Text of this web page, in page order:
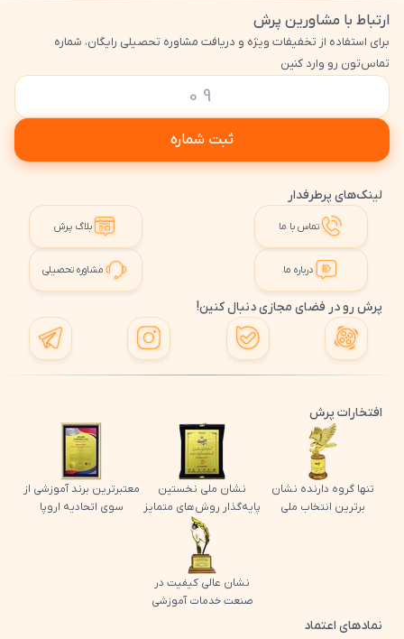
ارتباط با مشاورین پرش
برای استفاده از تخفیفات ویژه و دریافت مشاوره تحصیلی رایگان، شماره
تماس‌تون رو وارد کنین
ثبت شماره
لینک‌های پرطرفدار
تماس با ما بلاگ پرش
درباره ما مشاوره تحصیلی
پرش رو در فضای مجازی دنبال کنین!
افتخارات پرش
تنها گروه دارنده نشان
برترین انتخاب ملی
نشان ملی نخستین
پایه‌گذار روش‌های متمایز
معتبرترین برند آموزشی از
سوی اتحادیه اروپا
نشان عالی کیفیت در
صنعت خدمات آموزشی
نمادهای اعتماد